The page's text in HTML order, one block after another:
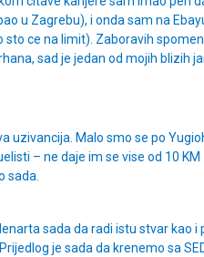
u Zagrebu), i onda sam na
ce na limit). Zaboravih
sad je jedan od mojih blizih
uzivancija. Malo smo se po
– ne daje im se vise od 10
sada.
sada da radi istu stvar
je sada da krenemo sa